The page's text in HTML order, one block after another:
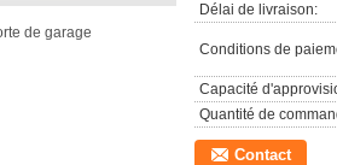
de garage
Délai de livraison:
Conditions de
Capacité
Quantité de
Contact